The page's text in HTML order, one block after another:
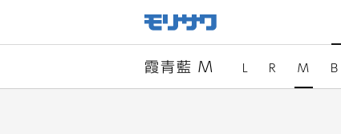
霞青藍 M R M B